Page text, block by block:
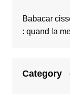
Babacar
: quand la
Category